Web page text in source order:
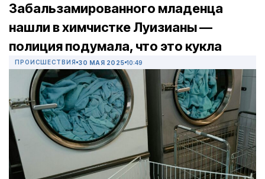
Забальзамированного младенца
нашли в химчистке Луизианы —
полиция подумала, что это кукла
ПРОИСШЕСТВИЯ 30 МАЯ 2025 10:49